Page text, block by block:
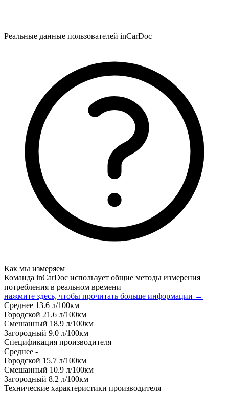
Реальные данные пользователей inCarDoc
Как мы измеряем
Команда inCarDoc использует общие методы измерения
потребления в реальном времени
нажмите здесь, чтобы прочитать больше информации →
Среднее 13.6 л/100км
Городской 21.6 л/100км
Смешанный 18.9 л/100км
Загородный 9.0 л/100км
Спецификация производителя
Среднее -
Городской 15.7 л/100км
Смешанный 10.9 л/100км
Загородный 8.2 л/100км
Технические характеристики производителя